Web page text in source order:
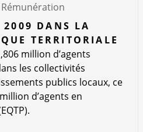
Rémunération
2009 DANS LA
TERRITORIALE
million d’agents
les collectivités
publics locaux, ce
d’agents en